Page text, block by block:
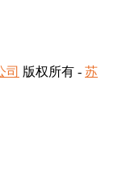
司 版权所有 - 苏